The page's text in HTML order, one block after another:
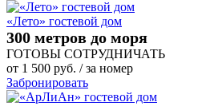
«Лето» гостевой дом
300 метров до моря
ГОТОВЫ СОТРУДНИЧАТЬ
от 1 500 руб. / за номер
Забронировать